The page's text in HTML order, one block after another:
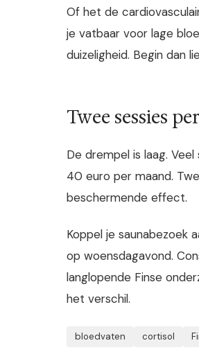
Of het de
je vatbaar voor lage
duizeligheid. Begin dan
Twee sessies
De drempel is laag.
40 euro per maand.
beschermende effect.
Koppel je saunabezoek
op woensdagavond.
langlopende Finse
het verschil.
bloedvaten cortisol